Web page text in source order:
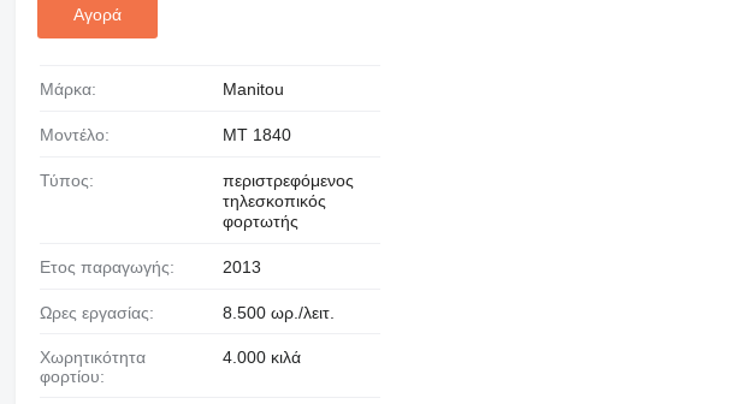
Αγορά
Μάρκα: Manitou
Μοντέλο: MT 1840
Τύπος:
περιστρεφόμενος
τηλεσκοπικός
φορτωτής
Έτος παραγωγής: 2013
Ώρες εργασίας: 8.500 ωρ./λειτ.
Χωρητικότητα
φορτίου:
4.000 κιλά